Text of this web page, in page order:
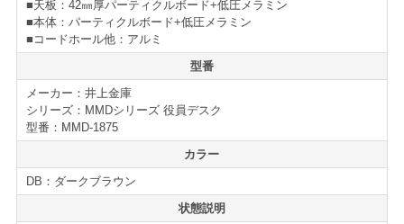
す。
役員デスク、書斎机の導入、買い替えの際には是非ご検
討下さい。
仕様・機能
■両袖タイプ
■背面コード収納
■天板：42㎜厚パーティクルボード+低圧メラミン
■本体：パーティクルボード+低圧メラミン
■コードホール他：アルミ
型番
メーカー：井上金庫
シリーズ：MMDシリーズ 役員デスク
型番：MMD-1875
カラー
DB：ダークブラウン
状態説明